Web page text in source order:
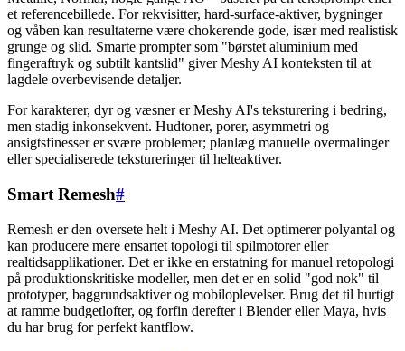
et referencebillede. For rekvisitter, hard-surface-aktiver, bygninger
og våben kan resultaterne være chokerende gode, især med realistisk
grunge og slid. Smarte prompter som "børstet aluminium med
fingeraftryk og subtilt kantslid" giver Meshy AI konteksten til at
lagdele overbevisende detaljer.
For karakterer, dyr og væsner er Meshy AI's teksturering i bedring,
men stadig inkonsekvent. Hudtoner, porer, asymmetri og
ansigtsfinesser er svære problemer; planlæg manuelle overmalinger
eller specialiserede tekstureringer til helteaktiver.
Smart Remesh#
Remesh er den oversete helt i Meshy AI. Det optimerer polyantal og
kan producere mere ensartet topologi til spilmotorer eller
realtidsapplikationer. Det er ikke en erstatning for manuel retopologi
på produktionskritiske modeller, men det er en solid "god nok" til
prototyper, baggrundsaktiver og mobiloplevelser. Brug det til hurtigt
at ramme budgetlofter, og forfin derefter i Blender eller Maya, hvis
du har brug for perfekt kantflow.